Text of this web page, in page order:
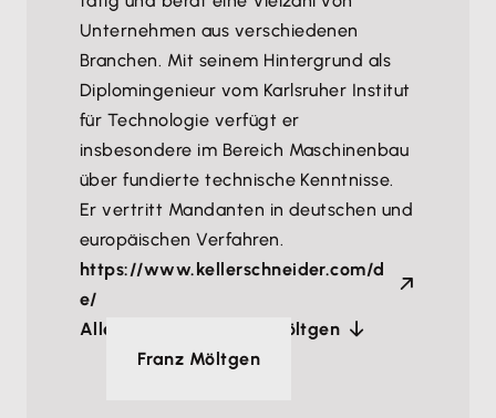
Unternehmen aus verschiedenen
Branchen. Mit seinem Hintergrund als
Diplomingenieur vom Karlsruher Institut
für Technologie verfügt er
insbesondere im Bereich Maschinenbau
über fundierte technische Kenntnisse.
Er vertritt Mandanten in deutschen und
europäischen Verfahren.
https://www.kellerschneider.com/d
e/
Alle Artikel von Franz Möltgen
Franz Möltgen